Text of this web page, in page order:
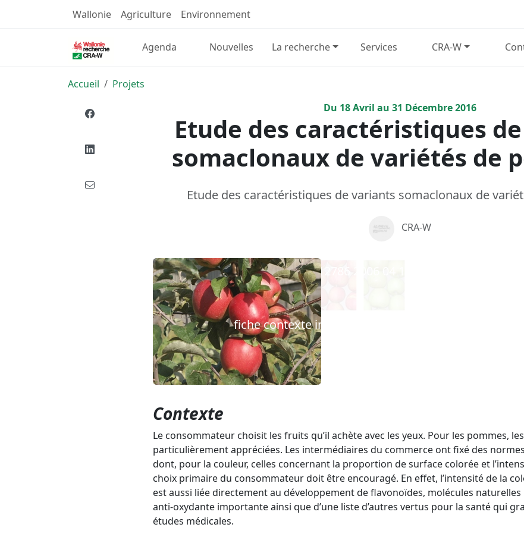
Wallonie Agriculture Environnement
Agenda Nouvelles La recherche Services CRA-W
Accueil
Projets
Du 18Avril au 31 Décembre2016
Etude des caractéristiques
somaclonaux de variétés de
Etude des caractéristiques de variants somaclonaux de
CRA-W
fiche contexte img 12786 2006 04 18 cra w fiche199
Précédent
Contexte
Le consommateur choisit les fruits qu’il achète avec les yeux. Pour les pommes,
particulièrement appréciées. Les intermédiaires du commerce ont fixé des
dont, pour la couleur, celles concernant la proportion de surface colorée et
choix primaire du consommateur doit être encouragé. En effet, l’intensité de la
est aussi liée directement au développement de flavonoïdes, molécules naturelles
anti-oxydante importante ainsi que d’une liste d’autres vertus pour la santé qui
études médicales.